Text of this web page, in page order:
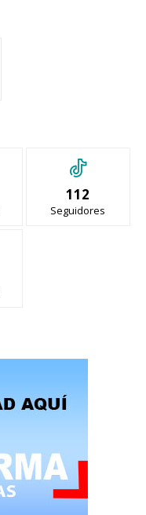
112
Seguidores